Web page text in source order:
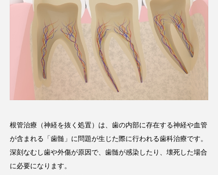
根管治療（神経を抜く処置）は、歯の内部に存在する神経や血管
が含まれる「歯髄」に問題が生じた際に行われる歯科治療です。
深刻なむし歯や外傷が原因で、歯髄が感染したり、壊死した場合
に必要になります。